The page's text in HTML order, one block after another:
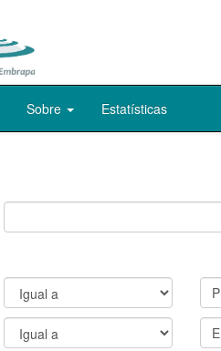
Sobre Estatísticas